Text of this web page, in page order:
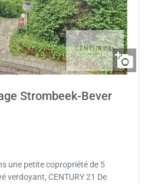
Strombeek-Bever
une petite copropriété de 5
verdoyant, CENTURY 21 De